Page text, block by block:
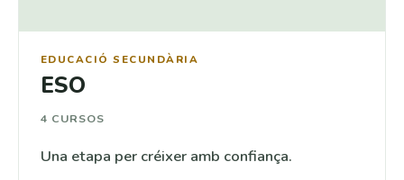
EDUCACIÓ SECUNDÀRIA
ESO
4 CURSOS
Una etapa per créixer amb confiança.